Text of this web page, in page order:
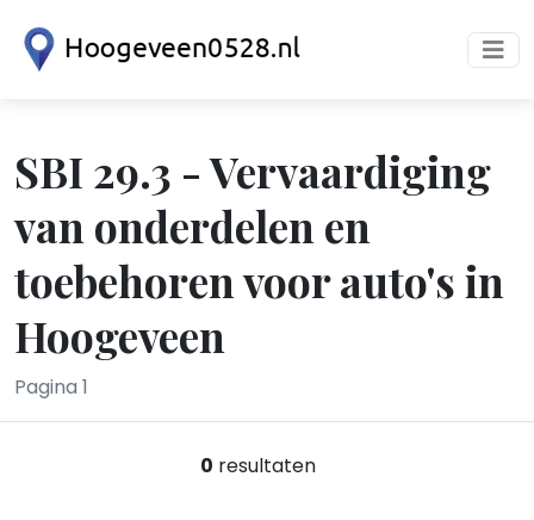
SBI 29.3 - Vervaardiging
van onderdelen en
toebehoren voor auto's in
Hoogeveen
Pagina 1
0 resultaten